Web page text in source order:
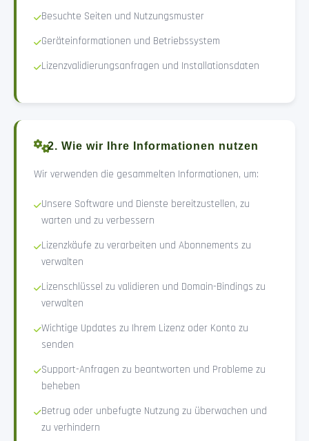
Besuchte Seiten und Nutzungsmuster
Geräteinformationen und Betriebssystem
Lizenzvalidierungsanfragen und Installationsdaten
2. Wie wir Ihre Informationen nutzen
Wir verwenden die gesammelten Informationen, um:
Unsere Software und Dienste bereitzustellen, zu
warten und zu verbessern
Lizenzkäufe zu verarbeiten und Abonnements zu
verwalten
Lizenschlüssel zu validieren und Domain-Bindings zu
verwalten
Wichtige Updates zu Ihrem Lizenz oder Konto zu
senden
Support-Anfragen zu beantworten und Probleme zu
beheben
Betrug oder unbefugte Nutzung zu überwachen und
zu verhindern